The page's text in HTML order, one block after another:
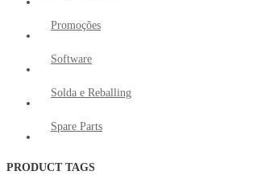
Promoções
Software
Solda e Reballing
Spare Parts
PRODUCT TAGS